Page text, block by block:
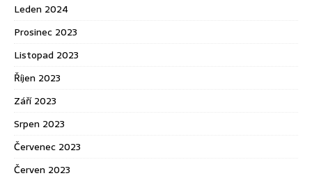
Leden 2024
Prosinec 2023
Listopad 2023
Říjen 2023
Září 2023
Srpen 2023
Červenec 2023
Červen 2023